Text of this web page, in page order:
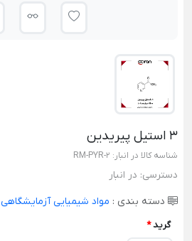
3 استیل پیریدین
شناسه کالا در انبار: RM-PYR-2
دسترسی: در انبار
دسته بندی : مواد شیمیایی آزمایشگاهی
گرید*